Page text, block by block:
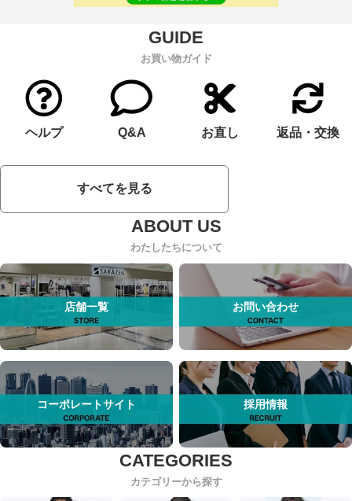
お買い物ガイド
ヘルプ Q&A お直し 返品・交換
すべてを見る
わたしたちについて
店舗一覧 お問い合わせ
コーポレートサイト 採用情報
カテゴリーから探す